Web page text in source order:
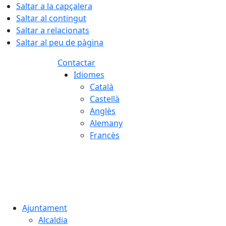
Saltar a la capçalera
Saltar al contingut
Saltar a relacionats
Saltar al peu de pàgina
Contactar
Idiomes
Català
Castellà
Anglès
Alemany
Francès
Ajuntament
Alcaldia